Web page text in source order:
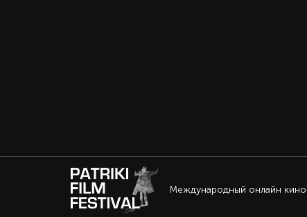
Международный онлайн